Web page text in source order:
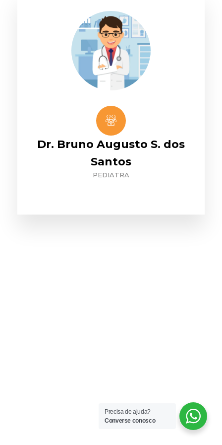
Dr. Bruno Augusto S. dos
Santos
PEDIATRA
Precisa de ajuda?
Converse conosco